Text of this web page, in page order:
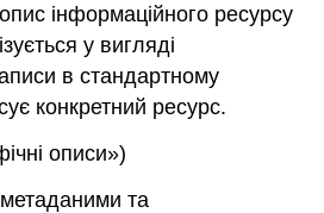
інформаційного ресурсу
у вигляді
в стандартному
конкретний ресурс.
описи»)
та